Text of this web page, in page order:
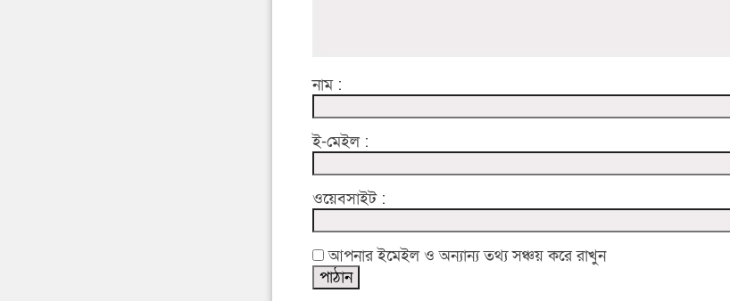
নাম :
ই-মেইল :
ওয়েবসাইট :
আপনার ইমেইল ও অন্যান্য তথ্য সঞ্চয় করে রাখুন